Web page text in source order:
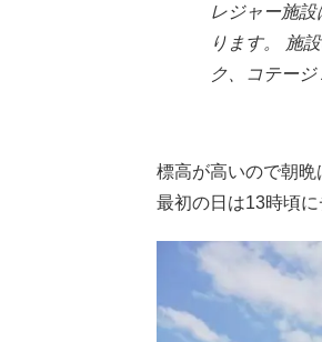
レジャー施
ります。 施
ク、コテージ
標高が高いので朝晩
最初の日は13時頃に